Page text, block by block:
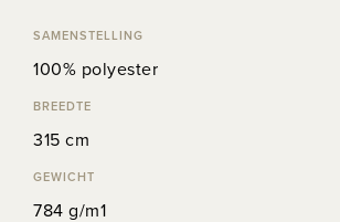
SAMENSTELLING
100% polyester
BREEDTE
315 cm
GEWICHT
784 g/m1